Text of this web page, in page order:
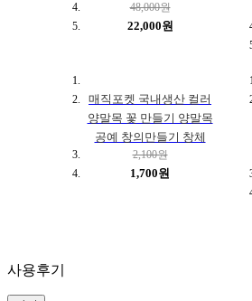
48,000원
22,000원
매직포켓 국내생산 컬러
양말목 꽃 만들기 양말목
공예 창의만들기 창체
2,100원
1,700원
사용후기